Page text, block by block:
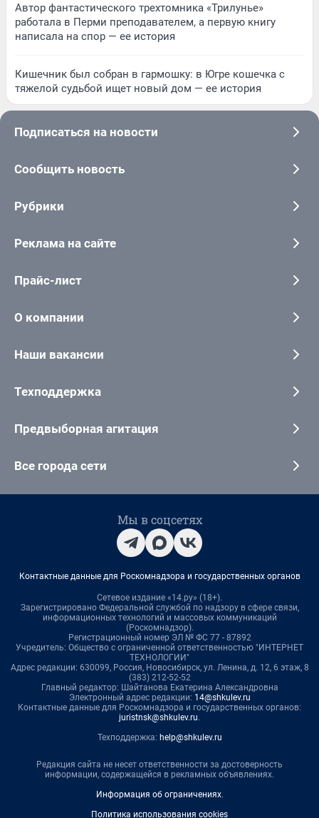
Автор фантастического трехтомника «Трилунье»
работала в Перми преподавателем, а первую книгу
написала на спор — ее история
Кишечник был собран в гармошку: в Югре кошечка с
тяжелой судьбой ищет новый дом — ее история
Подписаться на новости
Сообщить новость
Рубрики
Реклама на сайте
Прайс-лист
О компании
Наши вакансии
Техподдержка
Предвыборная агитация
Все города сети
Мы в соцсетях
Контактные данные для Роскомнадзора и государственных органов
Сетевое издание «14.ру» (18+).
Зарегистрировано Федеральной службой по надзору в сфере связи,
информационных технологий и массовых коммуникаций
(Роскомнадзор).
Регистрационный номер ЭЛ № ФС 77 - 87892
Учредитель: Общество с ограниченной ответственностью "ИНТЕРНЕТ
ТЕХНОЛОГИИ"
Адрес редакции: 630099, Россия, Новосибирск, ул. Ленина, д. 12, 6 этаж, 8
(383) 212-52-52
Главный редактор: Шайтанова Екатерина Александровна
Электронный адрес редакции: 14@shkulev.ru
Контактные данные для Роскомнадзора и государственных органов:
juristnsk@shkulev.ru.
Техподдержка: help@shkulev.ru
Редакция сайта не несет ответственности за достоверность
информации, содержащейся в рекламных объявлениях.
Информация об ограничениях.
Политика использования cookies